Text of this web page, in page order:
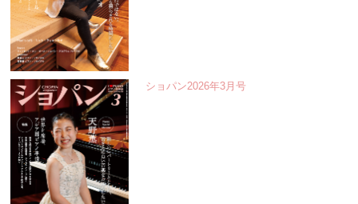
ショパン2026年3月号